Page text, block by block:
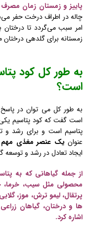
پاییز و زمستان زمان
چاله در اطراف درخت حفر
امر سبب می‌گردد تا
زمستانه برای گلدهی درختان
به طور کل کود
است؟
به طور کل می توان در پاسخ
است گفت که کود پتاسیم
پتاسیم است و برای رشد و
عنوان یک عنصر مغذی مهم
ایجاد تعادل در رشد و توسعه
از جمله گیاهانی که به
محصولی مثل سیب، خرما،
پرتقال، لیمو ترش، موز،
ها و درختان، گیاهان
اشاره کرد.